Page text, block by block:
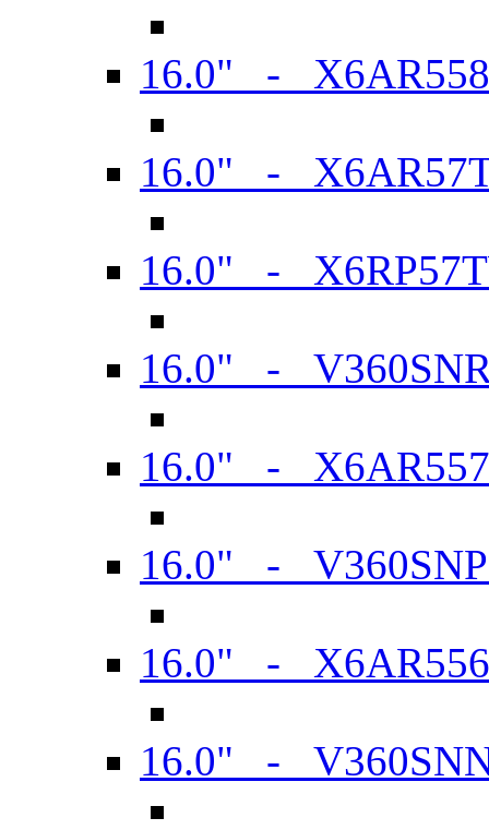
16.0" -
16.0" -
16.0" -
16.0" -
16.0" -
16.0" -
16.0" -
16.0" -